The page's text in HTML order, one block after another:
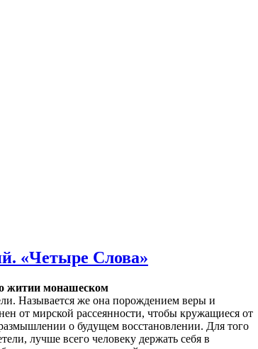
«Четыре Слова»
житии монашеском
Называется же она порождением веры и
от мирской рассеянности, чтобы кружащиеся от
о будущем восстановлении. Для того
лучше всего человеку держать себя в